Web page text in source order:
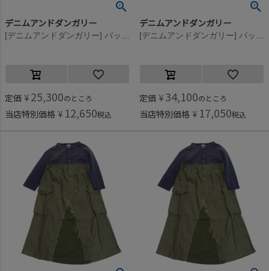
デニムアンドダンガリー
定価 ¥ 25,300のところ
当店特別価格 ¥ 12,650税込
デニムアンドダンガリー
定価 ¥ 34,100のところ
当店特別価格 ¥ 17,050税込